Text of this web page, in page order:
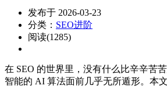
发布于 2026-03-23
分类： SEO进阶
阅读(1285)
在 SEO 的世界里，没有什么比辛辛苦
智能的 AI 算法面前几乎无所遁形。本